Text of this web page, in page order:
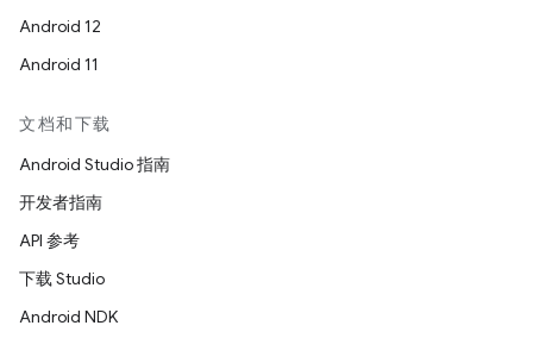
Android 12
Android 11
文档和下载
Android Studio 指南
开发者指南
API 参考
下载 Studio
Android NDK